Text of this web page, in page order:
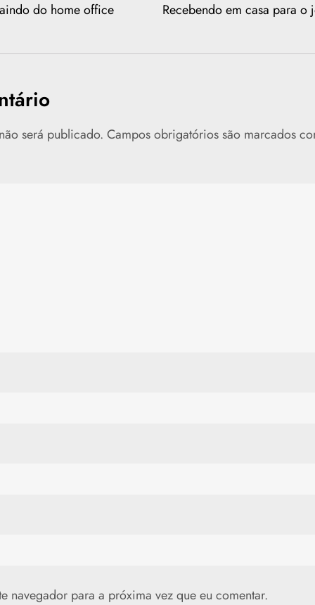
do home office Recebendo em casa para
será publicado. Campos obrigatórios são marcados
navegador para a próxima vez que eu comentar.